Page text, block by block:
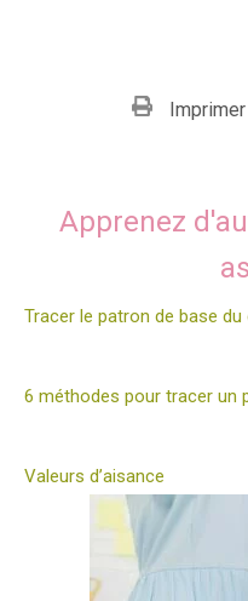
Imprimer
Apprenez
Tracer le patron de base
6 méthodes pour tracer un
Valeurs d’aisance